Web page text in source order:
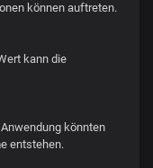
können auftreten.
kann die
könnten
entstehen.